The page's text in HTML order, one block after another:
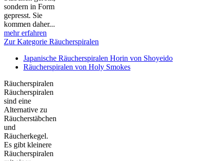
sondern in Form
gepresst. Sie
kommen daher...
mehr erfahren
Zur Kategorie Räucherspiralen
Japanische Räucherspiralen Horin von Shoyeido
Räucherspiralen von Holy Smokes
Räucherspiralen
Räucherspiralen
sind eine
Alternative zu
Räucherstäbchen
und
Räucherkegel.
Es gibt kleinere
Räucherspiralen